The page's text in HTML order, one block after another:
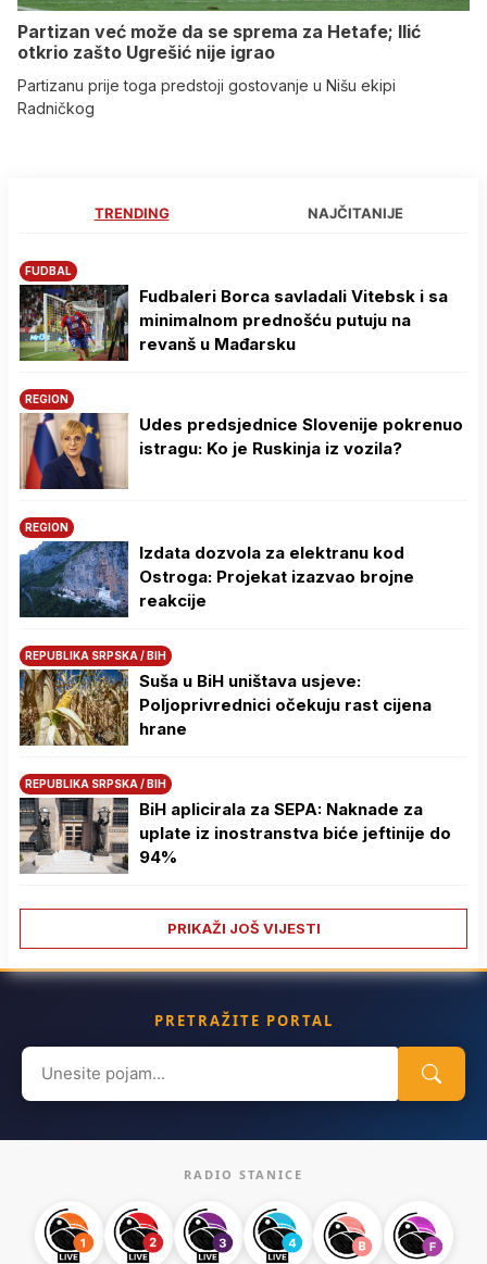
Partizan već može da se sprema za Hetafe; Ilić
otkrio zašto Ugrešić nije igrao
Partizanu prije toga predstoji gostovanje u Nišu ekipi
Radničkog
TRENDING NAJČITANIJE
FUDBAL
Fudbaleri Borca savladali Vitebsk i sa
minimalnom prednošću putuju na
revanš u Mađarsku
REGION
Udes predsjednice Slovenije pokrenuo
istragu: Ko je Ruskinja iz vozila?
REGION
Izdata dozvola za elektranu kod
Ostroga: Projekat izazvao brojne
reakcije
REPUBLIKA SRPSKA / BIH
Suša u BiH uništava usjeve:
Poljoprivrednici očekuju rast cijena
hrane
REPUBLIKA SRPSKA / BIH
BiH aplicirala za SEPA: Naknade za
uplate iz inostranstva biće jeftinije do
94%
PRIKAŽI JOŠ VIJESTI
PRETRAŽITE PORTAL
Search
for:
RADIO STANICE